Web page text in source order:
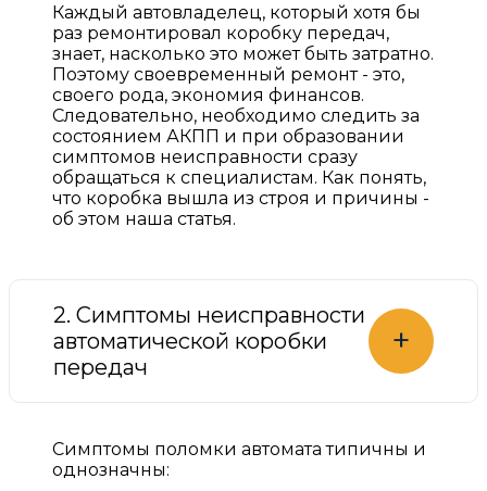
Каждый автовладелец, который хотя бы
раз ремонтировал коробку передач,
знает, насколько это может быть затратно.
Поэтому своевременный ремонт - это,
своего рода, экономия финансов.
Следовательно, необходимо следить за
состоянием АКПП и при образовании
симптомов неисправности сразу
обращаться к специалистам. Как понять,
что коробка вышла из строя и причины -
об этом наша статья.
2. Симптомы неисправности
автоматической коробки
передач
+
Симптомы поломки автомата типичны и
однозначны: